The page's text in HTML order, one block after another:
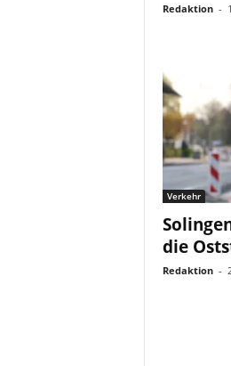
Redaktion -
Verkehr
die
Redaktion -